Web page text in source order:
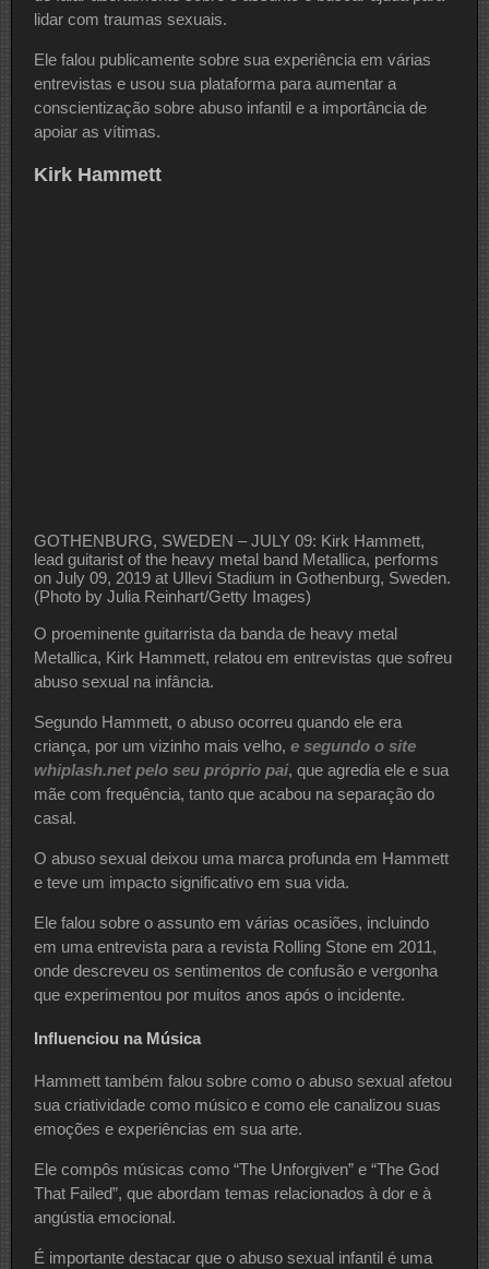
lidar com traumas sexuais.
Ele falou publicamente sobre sua experiência em várias
entrevistas e usou sua plataforma para aumentar a
conscientização sobre abuso infantil e a importância de
apoiar as vítimas.
Kirk Hammett
GOTHENBURG, SWEDEN – JULY 09: Kirk Hammett,
lead guitarist of the heavy metal band Metallica, performs
on July 09, 2019 at Ullevi Stadium in Gothenburg, Sweden.
(Photo by Julia Reinhart/Getty Images)
O proeminente guitarrista da banda de heavy metal
Metallica, Kirk Hammett, relatou em entrevistas que sofreu
abuso sexual na infância.
Segundo Hammett, o abuso ocorreu quando ele era
criança, por um vizinho mais velho, e segundo o site
whiplash.net pelo seu próprio pai, que agredia ele e sua
mãe com frequência, tanto que acabou na separação do
casal.
O abuso sexual deixou uma marca profunda em Hammett
e teve um impacto significativo em sua vida.
Ele falou sobre o assunto em várias ocasiões, incluindo
em uma entrevista para a revista Rolling Stone em 2011,
onde descreveu os sentimentos de confusão e vergonha
que experimentou por muitos anos após o incidente.
Influenciou na Música
Hammett também falou sobre como o abuso sexual afetou
sua criatividade como músico e como ele canalizou suas
emoções e experiências em sua arte.
Ele compôs músicas como “The Unforgiven” e “The God
That Failed”, que abordam temas relacionados à dor e à
angústia emocional.
É importante destacar que o abuso sexual infantil é uma